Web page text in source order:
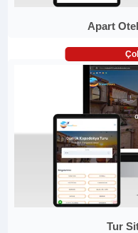
Apart
Tur